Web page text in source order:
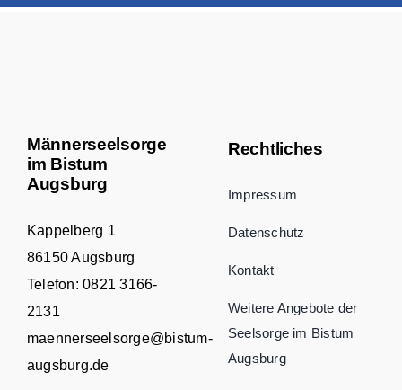
Männerseelsorge
im Bistum
Augsburg
Kappelberg 1
86150 Augsburg
Telefon:0821 3166-
2131
maennerseelsorge@bistum-
augsburg.de
Rechtliches
Impressum
Datenschutz
Kontakt
Weitere Angebote der
Seelsorge im Bistum
Augsburg